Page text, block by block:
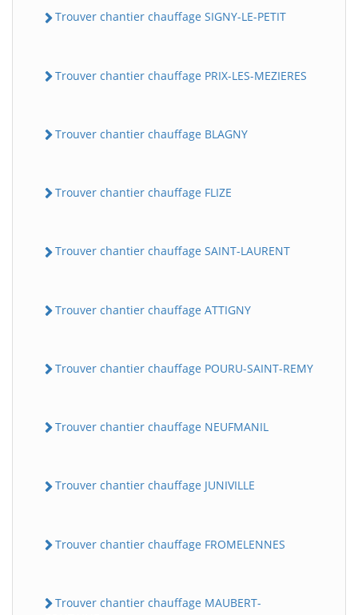
Trouver chantier chauffage SIGNY-LE-PETIT
Trouver chantier chauffage PRIX-LES-MEZIERES
Trouver chantier chauffage BLAGNY
Trouver chantier chauffage FLIZE
Trouver chantier chauffage SAINT-LAURENT
Trouver chantier chauffage ATTIGNY
Trouver chantier chauffage POURU-SAINT-REMY
Trouver chantier chauffage NEUFMANIL
Trouver chantier chauffage JUNIVILLE
Trouver chantier chauffage FROMELENNES
Trouver chantier chauffage MAUBERT-